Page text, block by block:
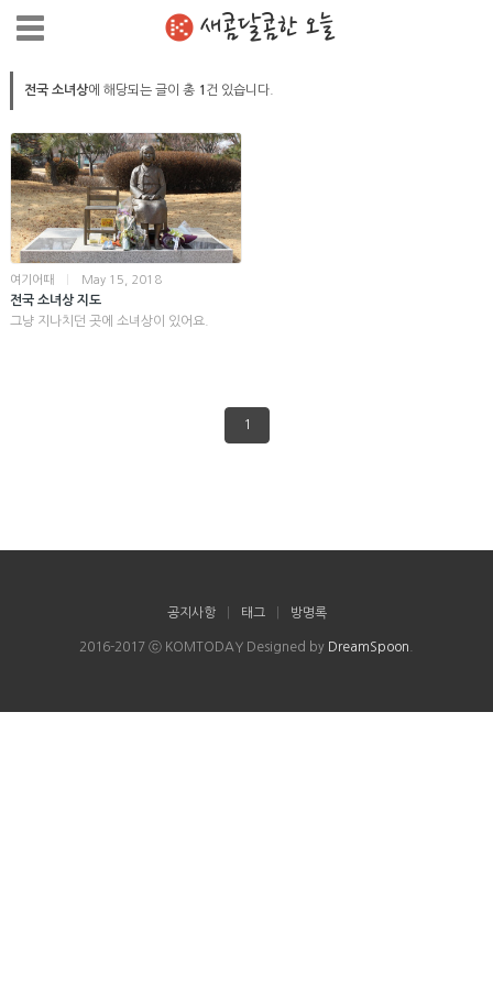
새콤달콤한 오늘
전국 소녀상에 해당되는 글이 총 1 건 있습니다.
여기어때 May 15, 2018
전국 소녀상 지도
그냥 지나치던 곳에 소녀상이 있어요.
1
공지사항 태그 방명록
2016-2017 ⓒ KOMTODAY Designed by DreamSpoon